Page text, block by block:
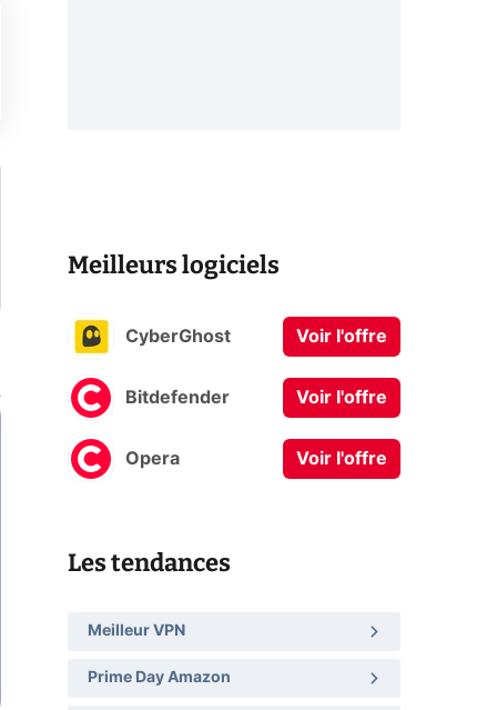
Meilleurs logiciels
CyberGhost Voir l'offre
Bitdefender Voir l'offre
Opera Voir l'offre
Les tendances
Meilleur VPN
Prime Day Amazon